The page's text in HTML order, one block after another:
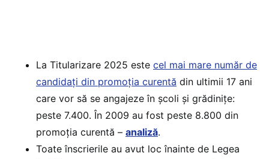
La Titularizare 2025 este cel mai mare număr de
candidați din promoția curentă din ultimii 17 ani
care vor să se angajeze în școli și grădinițe:
peste 7.400. În 2009 au fost peste 8.800 din
promoția curentă – analiză.
Toate înscrierile au avut loc înainte de Legea